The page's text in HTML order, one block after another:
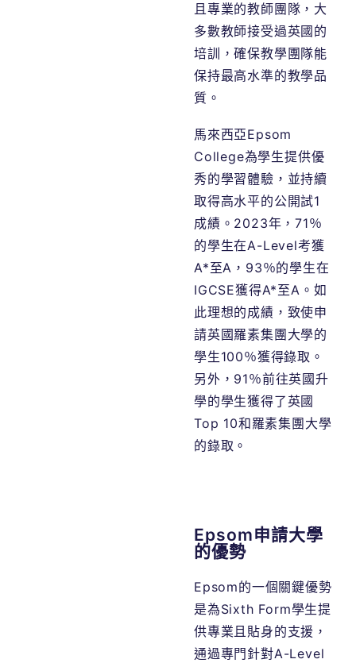
且專業的教師團隊，大
多數教師接受過英國的
培訓，確保教學團隊能
保持最高水準的教學品
質。
馬來西亞Epsom
College為學生提供優
秀的學習體驗，並持續
取得高水平的公開試1
成績。 2023年，71％
的學生在A-Level考獲
A*至A ， 93％的學生在
IGCSE獲得A*至A 。如
此理想的成績，致使申
請英國羅素集團大學的
學生100％獲得錄取。
另外， 91％前往英國升
學的學生獲得了英國
Top 10和羅素集團大學
的錄取。
Epsom申請大學
的優勢
Epsom的一個關鍵優勢
是為Sixth Form學生提
供專業且貼身的支援，
通過專門針對A-Level